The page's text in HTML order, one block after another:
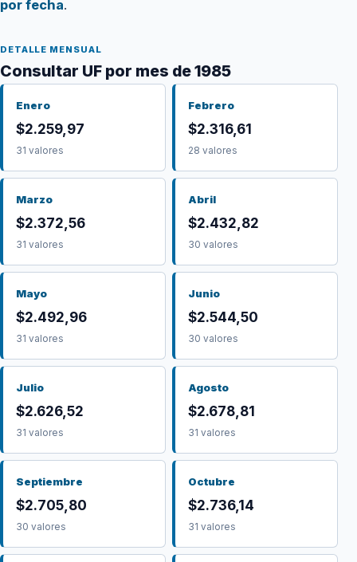
por fecha.
DETALLE MENSUAL
Consultar UF por mes de 1985
Enero
$2.259,97
31 valores
Febrero
$2.316,61
28 valores
Marzo
$2.372,56
31 valores
Abril
$2.432,82
30 valores
Mayo
$2.492,96
31 valores
Junio
$2.544,50
30 valores
Julio
$2.626,52
31 valores
Agosto
$2.678,81
31 valores
Septiembre
$2.705,80
30 valores
Octubre
$2.736,14
31 valores